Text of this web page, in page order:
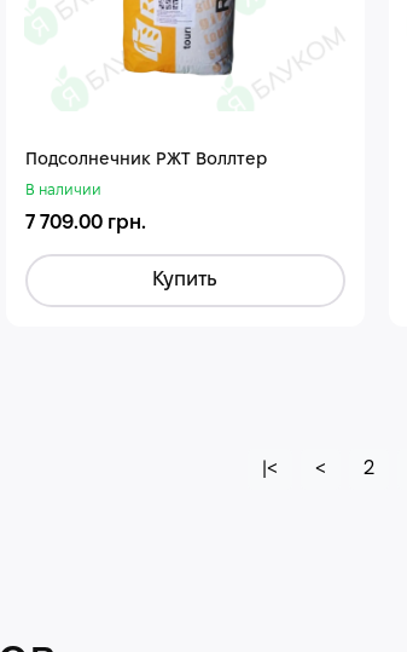
Подсолнечник РЖТ Воллтер
В наличии
7 709.00 грн.
Купить
|< < 2